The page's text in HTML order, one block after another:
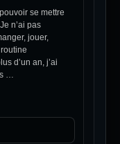
se mettre
n’ai pas
jouer,
d’un an, j’ai
…